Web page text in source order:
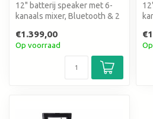
12" batterij speaker met 6-
kanaals mixer, Bluetooth & 2
€1.399,00
Op voorraad